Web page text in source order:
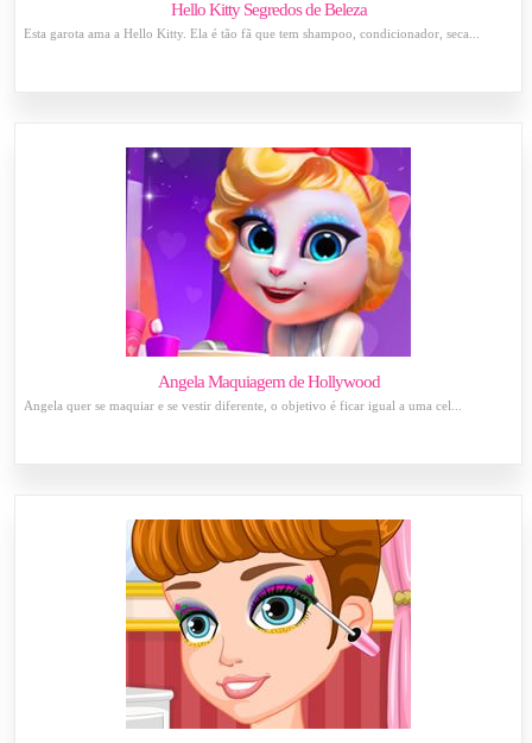
Hello Kitty Segredos de Beleza
Esta garota ama a Hello Kitty. Ela é tão fã que tem shampoo, condicionador, seca...
Angela Maquiagem de Hollywood
Angela quer se maquiar e se vestir diferente, o objetivo é ficar igual a uma cel...